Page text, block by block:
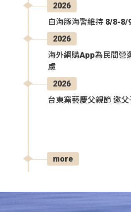
2026
白海豚海警維持 8/8-8/
2026
海外網購App為民間營
慮
2026
台東窯藝慶父親節 邀
more